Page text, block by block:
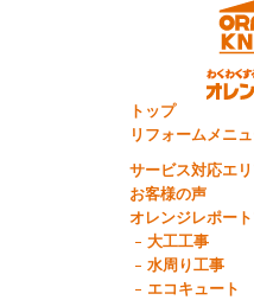
トップ
リフォームメニ
サービス対応エ
お客様の声
オレンジレポート
大工工事
水周り工事
エコキュート